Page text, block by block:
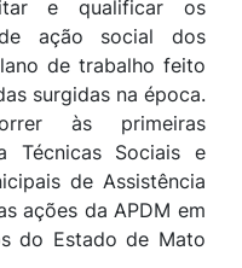
e qualificar os
ação social dos
de trabalho feito
surgidas na época.
às primeiras
Técnicas Sociais e
de Assistência
ações da APDM em
do Estado de Mato